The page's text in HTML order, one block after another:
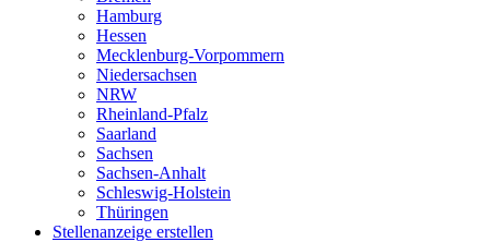
Hamburg
Hessen
Mecklenburg-Vorpommern
Niedersachsen
NRW
Rheinland-Pfalz
Saarland
Sachsen
Sachsen-Anhalt
Schleswig-Holstein
Thüringen
Stellenanzeige erstellen